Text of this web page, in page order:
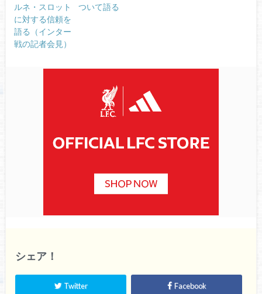
ルネ・スロット
に対する信頼を
語る（インター
戦の記者会見）
ついて語る
シェア！
Twitter Facebook